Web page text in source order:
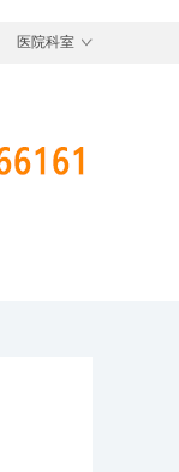
医院科室